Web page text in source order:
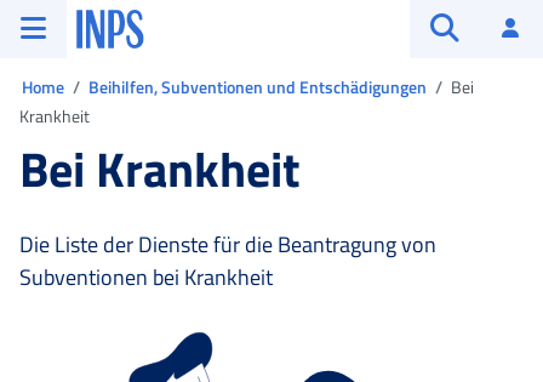
Zum Hauptmenü
Zum Hauptinhalt springen
Zu der Fußzeile
INPS ()
Home Beihilfen, Subventionen und Entschädigungen
Bei
Krankheit
Bei Krankheit
Die Liste der Dienste für die Beantragung von
Subventionen bei Krankheit